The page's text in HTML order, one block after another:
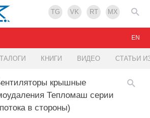
TG VK RT MX
КНИГИ ВИДЕО СТАТЬИ
EN
крышные
Тепломаш серии
в стороны)